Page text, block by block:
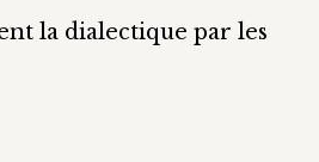
la dialectique par les